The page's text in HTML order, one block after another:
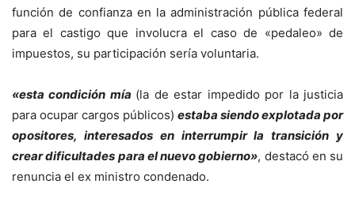
función de confianza en la administración pública federal
para el castigo que involucra el caso de «pedaleo» de
impuestos, su participación sería voluntaria.
«esta condición mía (la de estar impedido por la justicia
para ocupar cargos públicos) estaba siendo explotada por
opositores, interesados en interrumpir la transición y
crear dificultades para el nuevo gobierno», destacó en su
renuncia el ex ministro condenado.